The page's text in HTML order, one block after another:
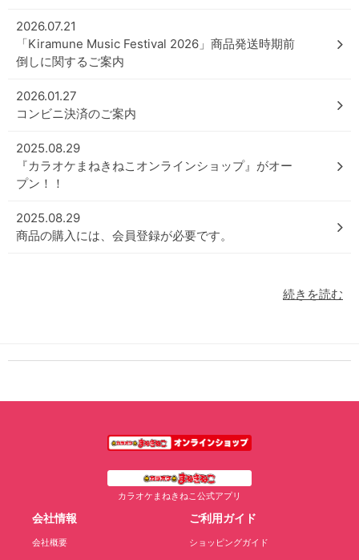
2026.07.21
「Kiramune Music Festival 2026」商品発送時期前
倒しに関するご案内
2026.01.27
コンビニ決済のご案内
2025.08.29
『カラオケまねきねこオンラインショップ』がオー
プン！！
2025.08.29
商品の購入には、会員登録が必要です。
続きを読む
カラオケまねきねこ公式アプリ
会社情報
会社概要
ご利用ガイド
ショッピングガイド